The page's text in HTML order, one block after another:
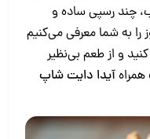
چند رسپی ساده و
را به شما معرفی می‌کنیم
و از طعم بی‌نظیر
آیدا دایت شاپ